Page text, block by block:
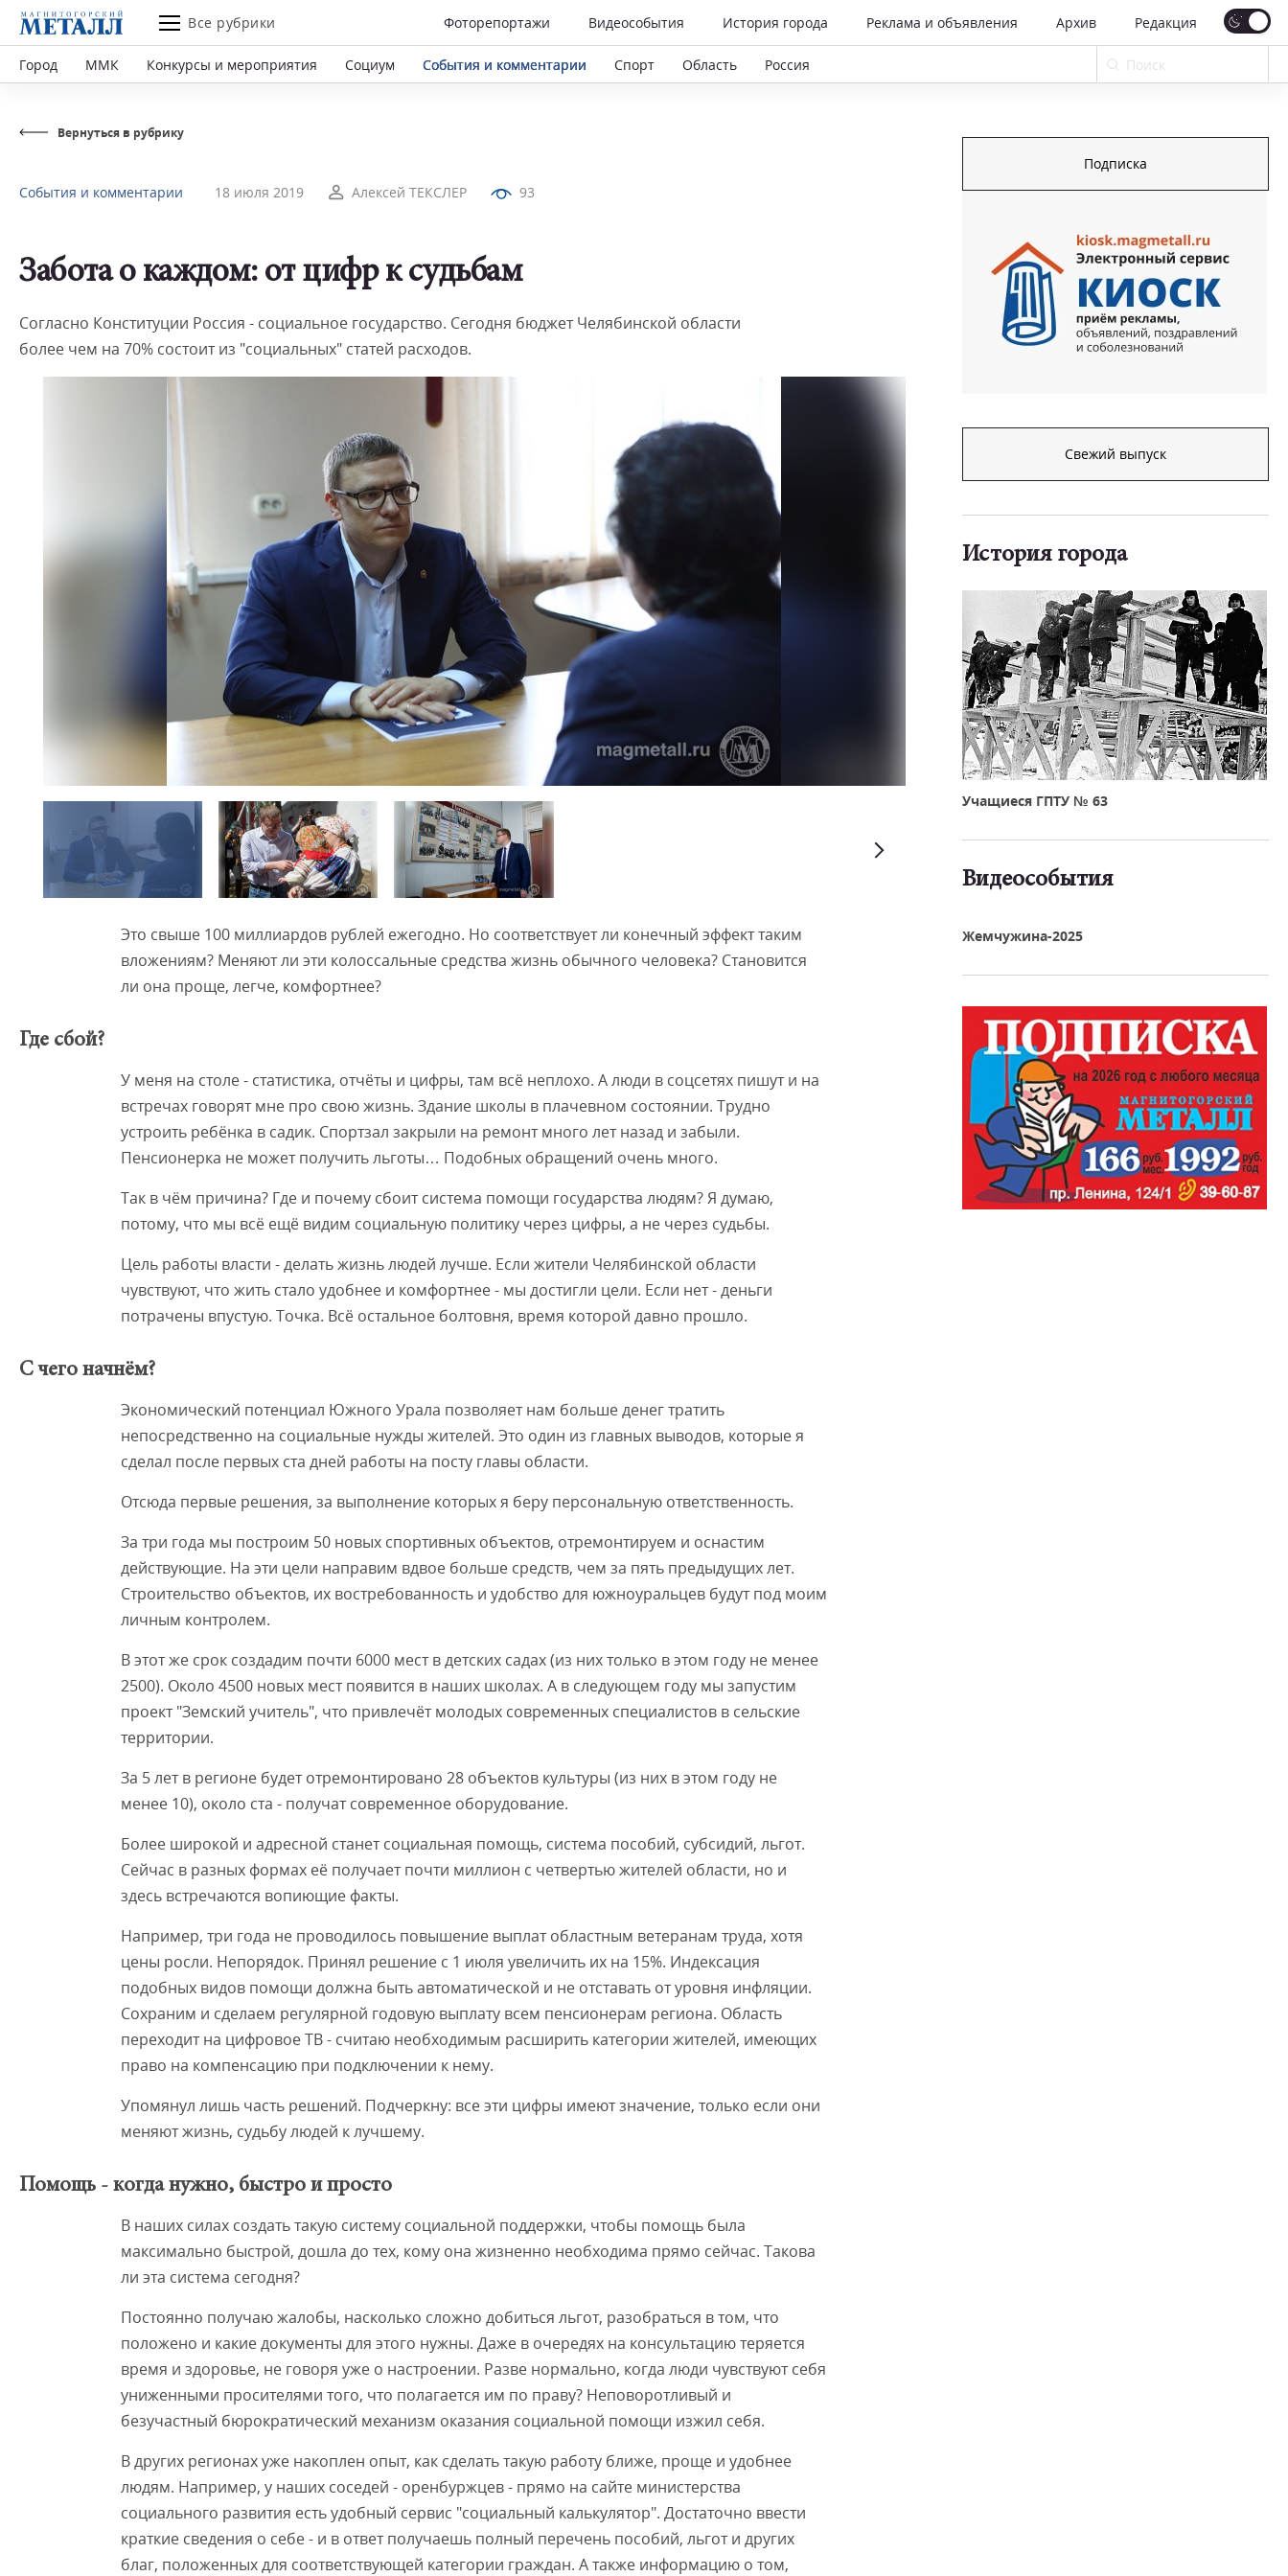
Все рубрики Фоторепортажи Видеособытия История города Реклама и объявления Архив Редакция
Город ММК Конкурсы и мероприятия Социум События и комментарии Спорт Область Россия
Вернуться в рубрику
События и комментарии 18 июля 2019 Алексей ТЕКСЛЕР 93
Забота о каждом: от цифр к судьбам
Согласно Конституции Россия - социальное государство. Сегодня бюджет Челябинской области
более чем на 70% состоит из "социальных" статей расходов.
Это свыше 100 миллиардов рублей ежегодно. Но соответствует ли конечный эффект таким
вложениям? Меняют ли эти колоссальные средства жизнь обычного человека? Становится
ли она проще, легче, комфортнее?
Где сбой?
У меня на столе - статистика, отчёты и цифры, там всё неплохо. А люди в соцсетях пишут и на
встречах говорят мне про свою жизнь. Здание школы в плачевном состоянии. Трудно
устроить ребёнка в садик. Спортзал закрыли на ремонт много лет назад и забыли.
Пенсионерка не может получить льготы… Подобных обращений очень много.
Так в чём причина? Где и почему сбоит система помощи государства людям? Я думаю,
потому, что мы всё ещё видим социальную политику через цифры, а не через судьбы.
Цель работы власти - делать жизнь людей лучше. Если жители Челябинской области
чувствуют, что жить стало удобнее и комфортнее - мы достигли цели. Если нет - деньги
потрачены впустую. Точка. Всё остальное болтовня, время которой давно прошло.
С чего начнём?
Экономический потенциал Южного Урала позволяет нам больше денег тратить
непосредственно на социальные нужды жителей. Это один из главных выводов, которые я
сделал после первых ста дней работы на посту главы области.
Отсюда первые решения, за выполнение которых я беру персональную ответственность.
За три года мы построим 50 новых спортивных объектов, отремонтируем и оснастим
действующие. На эти цели направим вдвое больше средств, чем за пять предыдущих лет.
Строительство объектов, их востребованность и удобство для южноуральцев будут под моим
личным контролем.
В этот же срок создадим почти 6000 мест в детских садах (из них только в этом году не менее
2500). Около 4500 новых мест появится в наших школах. А в следующем году мы запустим
проект "Земский учитель", что привлечёт молодых современных специалистов в сельские
территории.
За 5 лет в регионе будет отремонтировано 28 объектов культуры (из них в этом году не
менее 10), около ста - получат современное оборудование.
Более широкой и адресной станет социальная помощь, система пособий, субсидий, льгот.
Сейчас в разных формах её получает почти миллион с четвертью жителей области, но и
здесь встречаются вопиющие факты.
Например, три года не проводилось повышение выплат областным ветеранам труда, хотя
цены росли. Непорядок. Принял решение с 1 июля увеличить их на 15%. Индексация
подобных видов помощи должна быть автоматической и не отставать от уровня инфляции.
Сохраним и сделаем регулярной годовую выплату всем пенсионерам региона. Область
переходит на цифровое ТВ - считаю необходимым расширить категории жителей, имеющих
право на компенсацию при подключении к нему.
Упомянул лишь часть решений. Подчеркну: все эти цифры имеют значение, только если они
меняют жизнь, судьбу людей к лучшему.
Помощь - когда нужно, быстро и просто
В наших силах создать такую систему социальной поддержки, чтобы помощь была
максимально быстрой, дошла до тех, кому она жизненно необходима прямо сейчас. Такова
ли эта система сегодня?
Постоянно получаю жалобы, насколько сложно добиться льгот, разобраться в том, что
положено и какие документы для этого нужны. Даже в очередях на консультацию теряется
время и здоровье, не говоря уже о настроении. Разве нормально, когда люди чувствуют себя
униженными просителями того, что полагается им по праву? Неповоротливый и
безучастный бюрократический механизм оказания социальной помощи изжил себя.
В других регионах уже накоплен опыт, как сделать такую работу ближе, проще и удобнее
людям. Например, у наших соседей - оренбуржцев - прямо на сайте министерства
социального развития есть удобный сервис "социальный калькулятор". Достаточно ввести
краткие сведения о себе - и в ответ получаешь полный перечень пособий, льгот и других
благ, положенных для соответствующей категории граждан. А также информацию о том,
Подписка
Свежий выпуск
История города
Учащиеся ГПТУ № 63
Видеособытия
Жемчужина-2025